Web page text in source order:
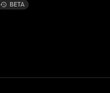
BETA